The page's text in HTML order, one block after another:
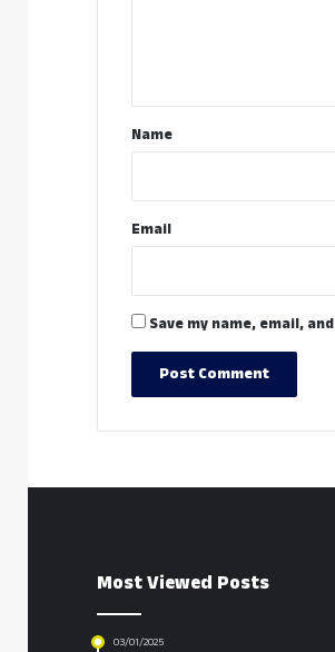
*Name
Email
Save my name, email,
Most Viewed Posts
03/01/2025